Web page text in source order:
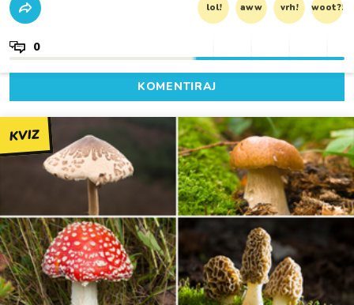
lol! aww vrh! woot?!
0
KOMENTIRAJ
KVIZ